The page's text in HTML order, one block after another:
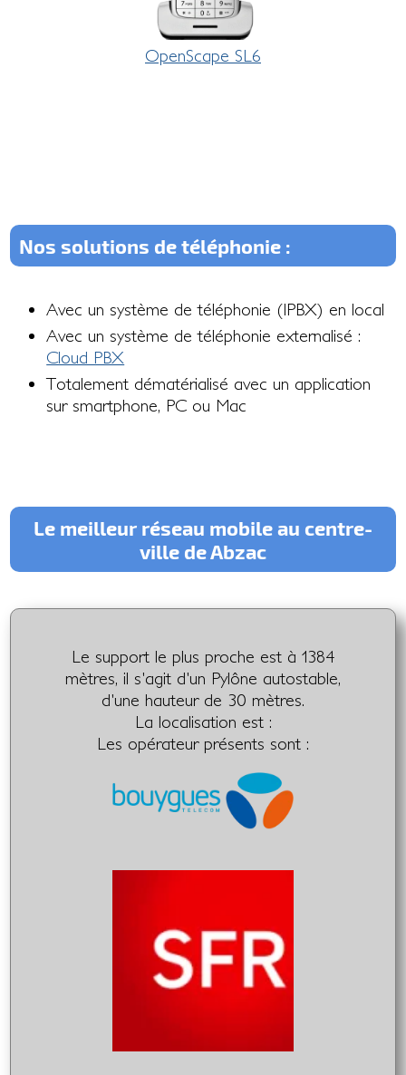
OpenScape SL6
Nos solutions de téléphonie :
Avec un système de téléphonie (IPBX) en local
Avec un système de téléphonie externalisé :
Cloud PBX
Totalement dématérialisé avec un application
sur smartphone, PC ou Mac
Le meilleur réseau mobile au centre-
ville de Abzac
Le support le plus proche est à 1384
mètres, il s'agit d'un Pylône autostable,
d'une hauteur de 30 mètres.
La localisation est :
Les opérateur présents sont :